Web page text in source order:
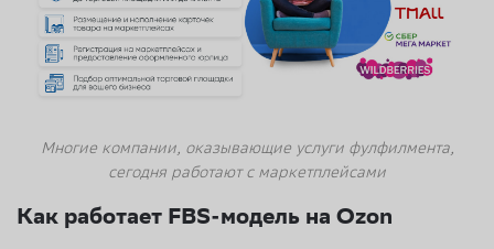
Многие компании, оказывающие услуги фулфилмента,
сегодня работают с маркетплейсами
Как работает FBS-модель на Ozon